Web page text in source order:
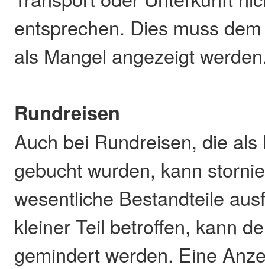
entsprechen. Dies muss
als Mangel angezeigt
Rundreisen
Auch bei Rundreisen, die
gebucht wurden, kann
wesentliche Bestandteile
kleiner Teil betroffen, kann
gemindert werden. Eine